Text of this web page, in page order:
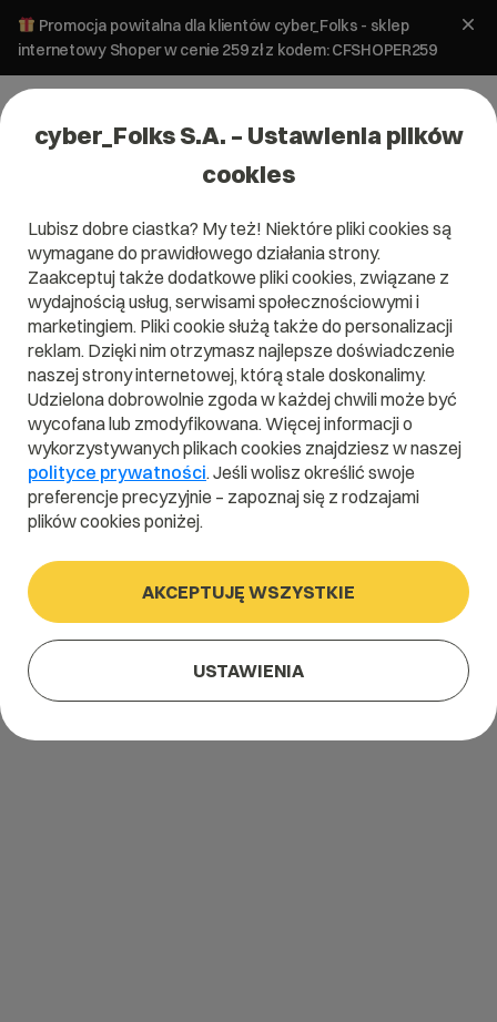
Promocja powitalna dla klientów cyber_Folks - sklep
internetowy Shoper w cenie 259 zł z kodem: CFSHOPER259
Domena .pl od 0 zł!
Szukaj domeny
Wpisz swoją wymarzoną nazwę domeny i naciśnij przycisk
Znajdź
Promocja .pl od0,00 zł.site 0,90 zł.online 0,90 zł
cyber_Folks S.A. – Ustawienia plików
cookies
Lubisz dobre ciastka? My też! Niektóre pliki cookies są
wymagane do prawidłowego działania strony.
Zaakceptuj także dodatkowe pliki cookies, związane z
wydajnością usług, serwisami społecznościowymi i
marketingiem. Pliki cookie służą także do personalizacji
reklam. Dzięki nim otrzymasz najlepsze doświadczenie
naszej strony internetowej, którą stale doskonalimy.
Udzielona dobrowolnie zgoda w każdej chwili może być
wycofana lub zmodyfikowana. Więcej informacji o
wykorzystywanych plikach cookies znajdziesz w naszej
polityce prywatności. Jeśli wolisz określić swoje
preferencje precyzyjnie – zapoznaj się z rodzajami
plików cookies poniżej.
AKCEPTUJĘ WSZYSTKIE
USTAWIENIA